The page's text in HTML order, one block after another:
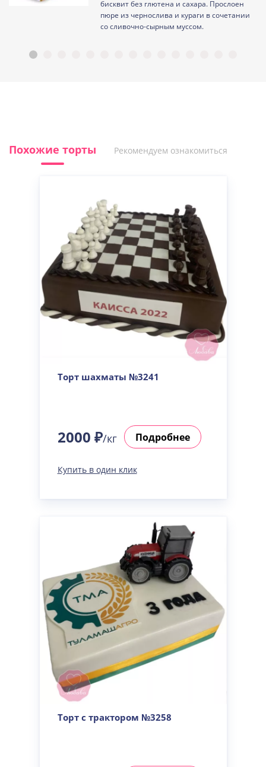
бисквит без глютена и сахара. Прослоен
пюре из чернослива и кураги в сочетании
со сливочно-сырным муссом.
Похожие торты Рекомендуем ознакомиться
Торт шахматы №3241
2000 ₽/кг Подробнее
Купить в один клик
Торт с трактором №3258